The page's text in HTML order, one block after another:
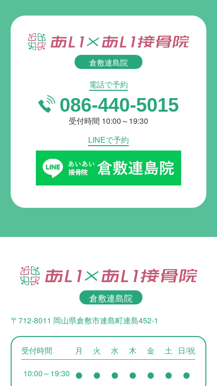
倉敷連島院
電話で予約
086-440-5015
受付時間 10:00～19:30
LINEで予約
倉敷連島院
〒712-8011 岡山県倉敷市連島町連島452-1
受付時間 月 火 水 木 金 土 日/祝
10:00～19:30 ● ● ● ● ● ● ●